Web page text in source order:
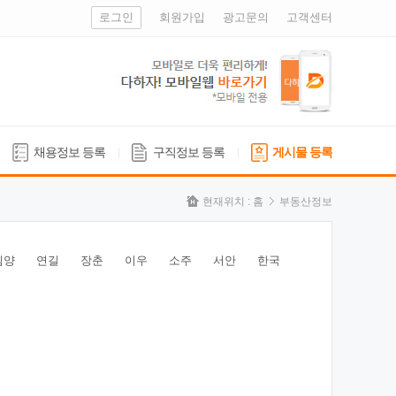
로그인 회원가입 광고문의 고객센터
채용정보 등록 구직정보 등록 게시물 등록
현재위치 : 홈 부동산정보
양 연길 장춘 이우 소주 서안 한국